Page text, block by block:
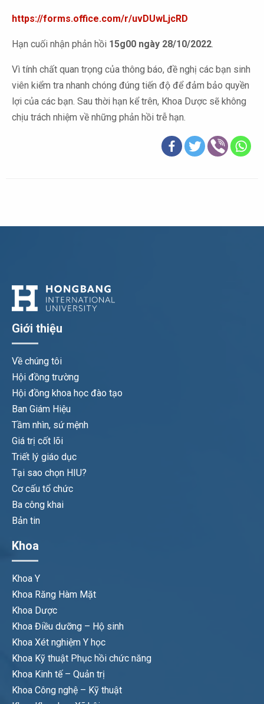
https://forms.office.com/r/uvDUwLjcRD
Hạn cuối nhận phản hồi 15g00 ngày 28/10/2022.
Vì tính chất quan trọng của thông báo, đề nghị các bạn sinh
viên kiểm tra nhanh chóng đúng tiến độ để đảm bảo quyền
lợi của các bạn. Sau thời hạn kể trên, Khoa Dược sẽ không
chịu trách nhiệm về những phản hồi trễ hạn.
Giới thiệu
Về chúng tôi
Hội đồng trường
Hội đồng khoa học đào tạo
Ban Giám Hiệu
Tầm nhìn, sứ mệnh
Giá trị cốt lõi
Triết lý giáo dục
Tại sao chọn HIU?
Cơ cấu tổ chức
Ba công khai
Bản tin
Khoa
Khoa Y
Khoa Răng Hàm Mặt
Khoa Dược
Khoa Điều dưỡng – Hộ sinh
Khoa Xét nghiệm Y học
Khoa Kỹ thuật Phục hồi chức năng
Khoa Kinh tế – Quản trị
Khoa Công nghệ – Kỹ thuật